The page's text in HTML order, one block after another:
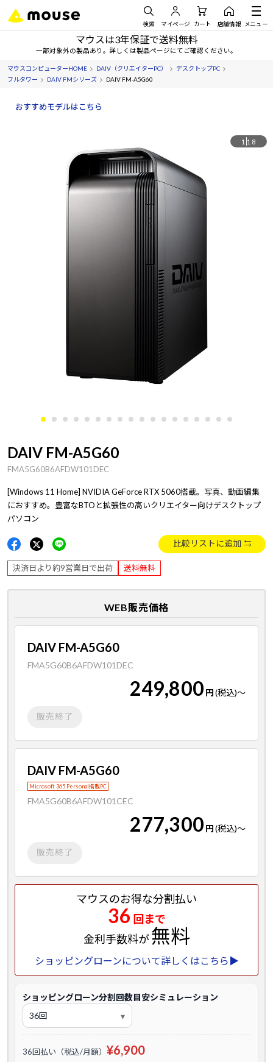
検索 マイページ カート 店舗情報 メニュー
マウスは3年保証で送料無料
一部対象外の製品あり。詳しくは製品ページにてご確認ください。
マウスコンピューターHOME DAIV（クリエイターPC）
デスクトップPC
フルタワー
DAIV FMシリーズ DAIV FM-A5G60
おすすめモデルはこちら
1 18
DAIV FM-A5G60
FMA5G60B6AFDW101DEC
[Windows 11 Home] NVIDIA GeForce RTX 5060搭載。写真、動画編集
におすすめ。豊富なBTOと拡張性の高いクリエイター向けデスクトップ
パソコン
比較リストに追加
決済日より約9営業日で出荷 送料無料
WEB販売価格
DAIV FM-A5G60
FMA5G60B6AFDW101DEC
249,800 円(税込)～
販売終了
DAIV FM-A5G60
Microsoft 365 Personal搭載PC
FMA5G60B6AFDW101CEC
277,300 円(税込)～
販売終了
マウスのお得な分割払い
36 回まで
金利手数料が無料
ショッピングローンについて詳しくはこちら▶
ショッピングローン分割回数目安シミュレーション
36回払い（税込/月額） ¥6,900